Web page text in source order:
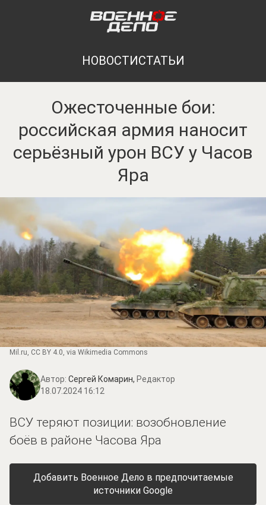
НОВОСТИСТАТЬИ
Ожесточенные бои:
российская армия наносит
серьёзный урон ВСУ у Часов
Яра
Mil.ru, CC BY 4.0, via Wikimedia Commons
Автор: Сергей Комарин, Редактор
18.07.2024 16:12
ВСУ теряют позиции: возобновление
боёв в районе Часова Яра
Добавить Военное Дело в предпочитаемые
источники Google